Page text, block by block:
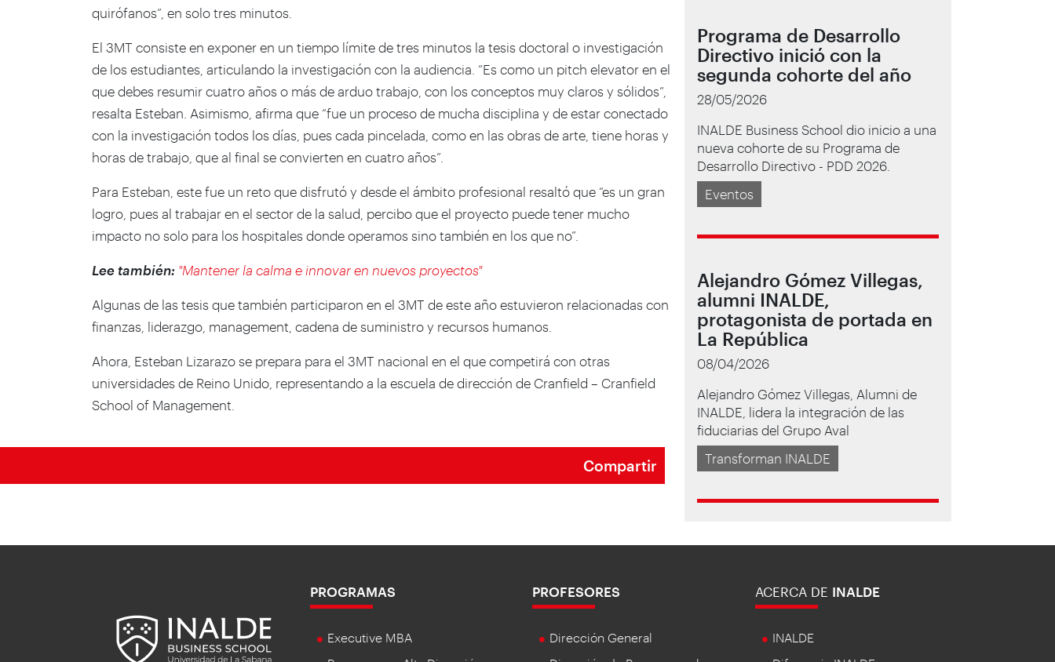
quirófanos”, en solo tres minutos.
El 3MT consiste en exponer en un tiempo límite de tres minutos la tesis doctoral o investigación
de los estudiantes, articulando la investigación con la audiencia. “Es como un pitch elevator en el
que debes resumir cuatro años o más de arduo trabajo, con los conceptos muy claros y sólidos”,
resalta Esteban. Asimismo, afirma que “fue un proceso de mucha disciplina y de estar conectado
con la investigación todos los días, pues cada pincelada, como en las obras de arte, tiene horas y
horas de trabajo, que al final se convierten en cuatro años”.
Para Esteban, este fue un reto que disfrutó y desde el ámbito profesional resaltó que “es un gran
logro, pues al trabajar en el sector de la salud, percibo que el proyecto puede tener mucho
impacto no solo para los hospitales donde operamos sino también en los que no”.
Lee también: "Mantener la calma e innovar en nuevos proyectos"
Algunas de las tesis que también participaron en el 3MT de este año estuvieron relacionadas con
finanzas, liderazgo, management, cadena de suministro y recursos humanos.
Ahora, Esteban Lizarazo se prepara para el 3MT nacional en el que competirá con otras
universidades de Reino Unido, representando a la escuela de dirección de Cranfield – Cranfield
School of Management.
Compartir
Programa de Desarrollo
Directivo inició con la
segunda cohorte del año
28/05/2026
INALDE Business School dio inicio a una
nueva cohorte de su Programa de
Desarrollo Directivo - PDD 2026.
Eventos
Alejandro Gómez Villegas,
alumni INALDE,
protagonista de portada en
La República
08/04/2026
Alejandro Gómez Villegas, Alumni de
INALDE, lidera la integración de las
fiduciarias del Grupo Aval
Transforman INALDE
PROGRAMAS
Executive MBA
PROFESORES
Dirección General
ACERCA DE INALDE
INALDE